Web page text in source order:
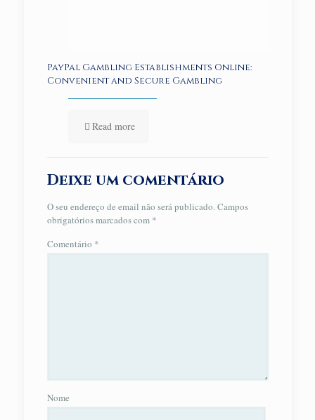
PayPal Gambling Establishments Online:
Convenient and Secure Gambling
Read more
Deixe um comentário
O seu endereço de email não será publicado.Campos
obrigatórios marcados com *
Comentário *
Nome